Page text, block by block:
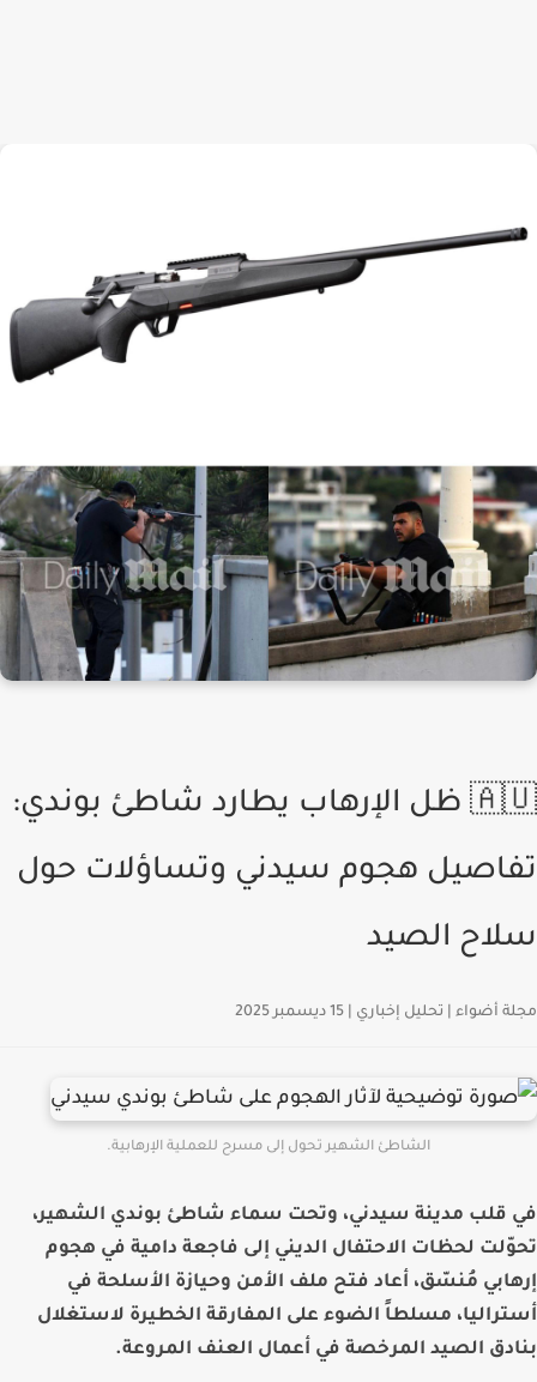
🇦🇺 ظل الإرهاب يطارد شاطئ بوندي:
تفاصيل هجوم سيدني وتساؤلات حول
سلاح الصيد
مجلة أضواء | تحليل إخباري | 15 ديسمبر 2025
الشاطئ الشهير تحول إلى مسرح للعملية الإرهابية.
في قلب مدينة سيدني، وتحت سماء شاطئ بوندي الشهير،
تحوّلت لحظات الاحتفال الديني إلى فاجعة دامية في هجوم
إرهابي مُنسّق، أعاد فتح ملف الأمن وحيازة الأسلحة في
أستراليا، مسلطاً الضوء على المفارقة الخطيرة لاستغلال
بنادق الصيد المرخصة في أعمال العنف المروعة.